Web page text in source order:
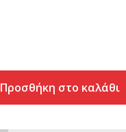
Προσθήκη στο καλάθι